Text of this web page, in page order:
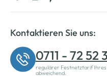
Kontaktieren Sie uns:
0711 - 72 52
regulärer Festnetztarif
abweichend.